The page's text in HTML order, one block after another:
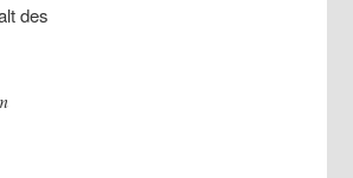
des